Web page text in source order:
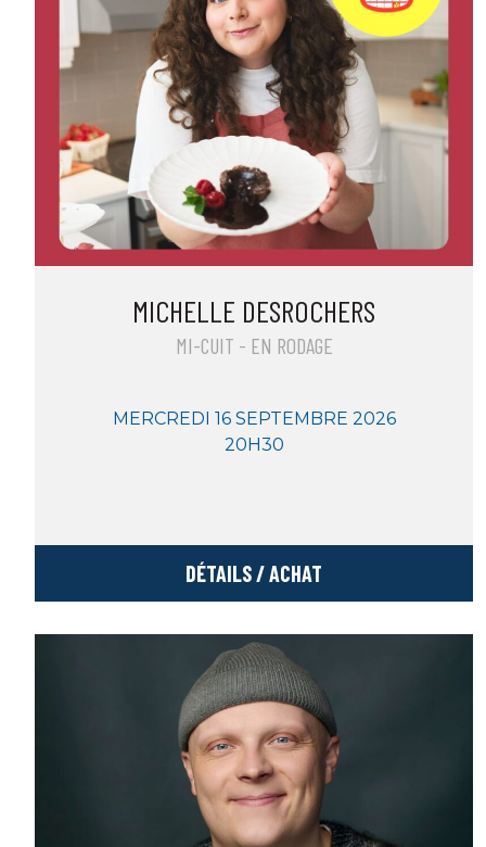
MICHELLE DESROCHERS
MI-CUIT - EN RODAGE
MERCREDI 16 SEPTEMBRE 2026
20H30
DÉTAILS / ACHAT